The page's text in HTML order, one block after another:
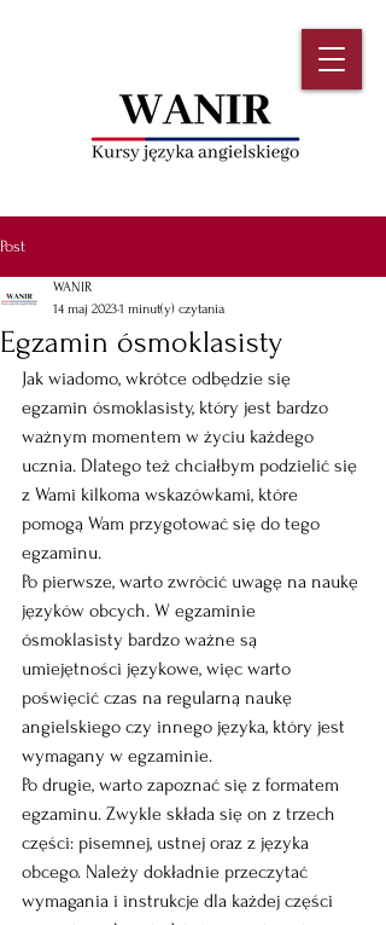
Post
Egzamin ósmoklasisty
WANIR
14 maj 20231 minut(y) czytania
Jak wiadomo, wkrótce odbędzie się
egzamin ósmoklasisty, który jest bardzo
ważnym momentem w życiu każdego
ucznia. Dlatego też chciałbym podzielić się
z Wami kilkoma wskazówkami, które
pomogą Wam przygotować się do tego
egzaminu.
Po pierwsze, warto zwrócić uwagę na naukę
języków obcych. W egzaminie
ósmoklasisty bardzo ważne są
umiejętności językowe, więc warto
poświęcić czas na regularną naukę
angielskiego czy innego języka, który jest
wymagany w egzaminie.
Po drugie, warto zapoznać się z formatem
egzaminu. Zwykle składa się on z trzech
części: pisemnej, ustnej oraz z języka
obcego. Należy dokładnie przeczytać
wymagania i instrukcje dla każdej części